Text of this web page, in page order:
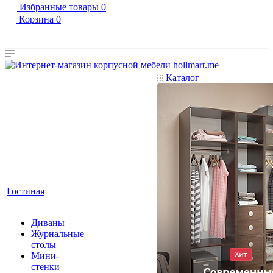
Избранные товары 0
Корзина 0
Гостиная
Диваны
Журнальные
столы
Мини-
стенки
Каталог